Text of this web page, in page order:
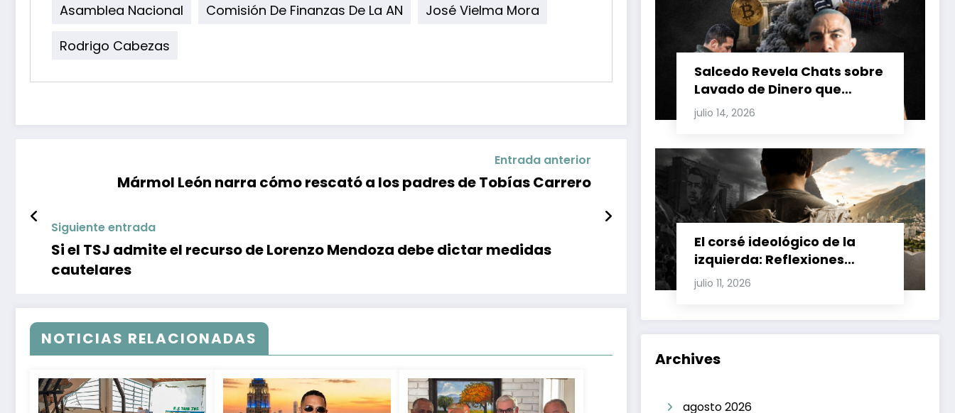
Asamblea Nacional Comisión De Finanzas De La AN
José Vielma Mora
Rodrigo Cabezas
Entrada anterior
Mármol León narra cómo rescató a los padres de Tobías Carrero
Siguiente entrada
Si el TSJ admite el recurso de Lorenzo Mendoza debe dictar medidas
cautelares
NOTICIAS RELACIONADAS
Salcedo Revela Chats sobre
Lavado de Dinero que
Involucran a Glas, Correa y
Juan Fernando Petro en el
julio 14, 2026
El corsé ideológico de la
izquierda: Reflexiones
sobre el fracaso chavista y
la crisis moral en América
julio 11, 2026
Archives
agosto 2026